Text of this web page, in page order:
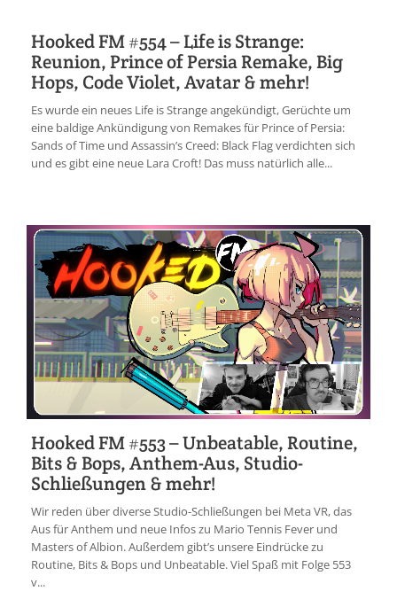
Hooked FM #554 – Life is Strange:
Reunion, Prince of Persia Remake, Big
Hops, Code Violet, Avatar & mehr!
Es wurde ein neues Life is Strange angekündigt, Gerüchte um
eine baldige Ankündigung von Remakes für Prince of Persia:
Sands of Time und Assassin’s Creed: Black Flag verdichten sich
und es gibt eine neue Lara Croft! Das muss natürlich alle...
Hooked FM #553 – Unbeatable, Routine,
Bits & Bops, Anthem-Aus, Studio-
Schließungen & mehr!
Wir reden über diverse Studio-Schließungen bei Meta VR, das
Aus für Anthem und neue Infos zu Mario Tennis Fever und
Masters of Albion. Außerdem gibt’s unsere Eindrücke zu
Routine, Bits & Bops und Unbeatable. Viel Spaß mit Folge 553
v...